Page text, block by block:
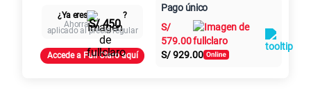
Paga solo
125GBen alta velocidad
79.90
155 GB en alta velocidad
Al contado Cuotas Claro
intereses
¿Ya eres
?
AhorraS/ 450
aplicado al precio regular
Accede a Full Claro aquí
Pago único
S/
579.00
S/929.00